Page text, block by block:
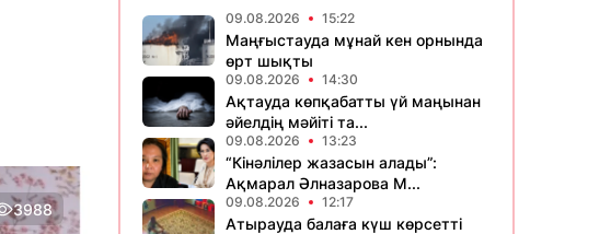
3988
09.08.2026 15:22
Маңғыстауда мұнай кен орнында
өрт шықты
09.08.2026 14:30
Ақтауда көпқабатты үй маңынан
әйелдің мәйіті та...
09.08.2026 13:23
“Кінәлілер жазасын алады”:
Ақмарал Әлназарова М...
09.08.2026 12:17
Атырауда балаға күш көрсетті